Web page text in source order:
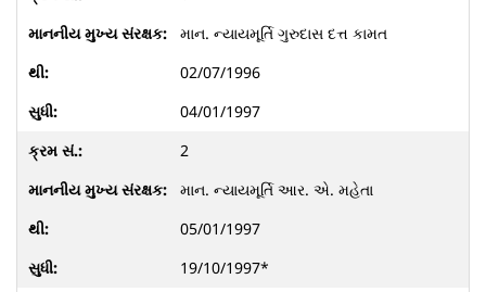
માન. ન્યાયમૂર્તિ ગુરુદાસ દત્ત કામત
02/07/1996
04/01/1997
2
માન. ન્યાયમૂર્તિ આર. એ. મહેતા
05/01/1997
19/10/1997*